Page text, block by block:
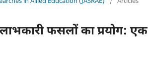
फसलों का प्रयोग: एक